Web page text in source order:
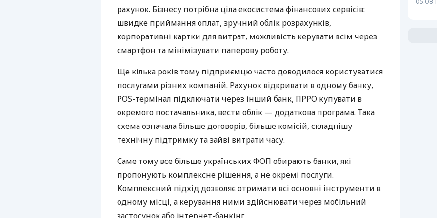
рахунок. Бізнесу потрібна ціла екосистема фінансових сервісів:
швидке приймання оплат, зручний облік розрахунків,
корпоративні картки для витрат, можливість керувати всім через
смартфон та мінімізувати паперову роботу.
Ще кілька років тому підприємцю часто доводилося користуватися
послугами різних компаній. Рахунок відкривати в одному банку,
POS-термінал підключати через інший банк, ПРРО купувати в
окремого постачальника, вести облік — додаткова програма. Така
схема означала більше договорів, більше комісій, складнішу
технічну підтримку та зайві витрати часу.
Саме тому все більше українських ФОП обирають банки, які
пропонують комплексне рішення, а не окремі послуги.
Комплексний підхід дозволяє отримати всі основні інструменти в
одному місці, а керування ними здійснювати через мобільний
застосунок або інтернет-банкінг.
05.08